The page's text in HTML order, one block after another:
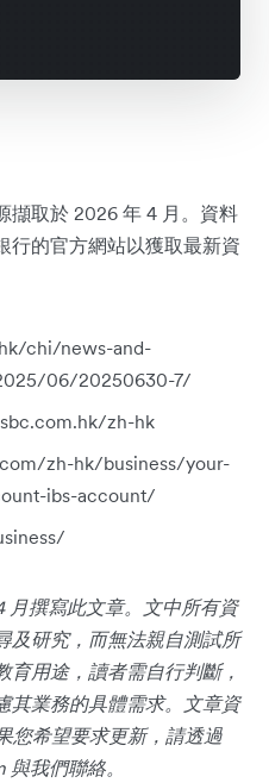
擷取於 2026 年 4 月。資料
行的官方網站以獲取最新資
chi/news-and-
06/20250630-7/
zh-hk
zh-hk/business/your-
ibs-account/
月撰寫此文章。文中所有資
及研究，而無法親自測試所
用途，讀者需自行判斷，
其業務的具體需求。文章資
您希望要求更新，請透過
與我們聯絡。